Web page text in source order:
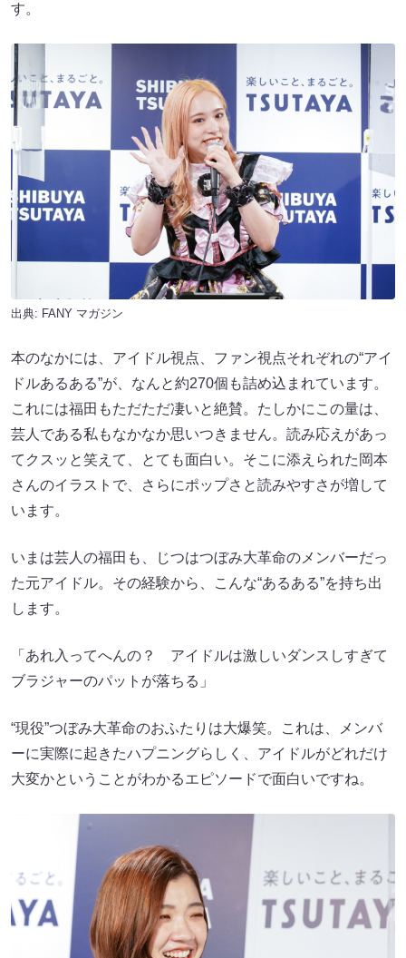
す。
出典: FANY マガジン
本のなかには、アイドル視点、ファン視点それぞれの“アイ
ドルあるある”が、なんと約270個も詰め込まれています。
これには福田もただただ凄いと絶賛。たしかにこの量は、
芸人である私もなかなか思いつきません。読み応えがあっ
てクスッと笑えて、とても面白い。そこに添えられた岡本
さんのイラストで、さらにポップさと読みやすさが増して
います。
いまは芸人の福田も、じつはつぼみ大革命のメンバーだっ
た元アイドル。その経験から、こんな“あるある”を持ち出
します。
「あれ入ってへんの？ アイドルは激しいダンスしすぎて
ブラジャーのパットが落ちる」
“現役”つぼみ大革命のおふたりは大爆笑。これは、メンバ
ーに実際に起きたハプニングらしく、アイドルがどれだけ
大変かということがわかるエピソードで面白いですね。